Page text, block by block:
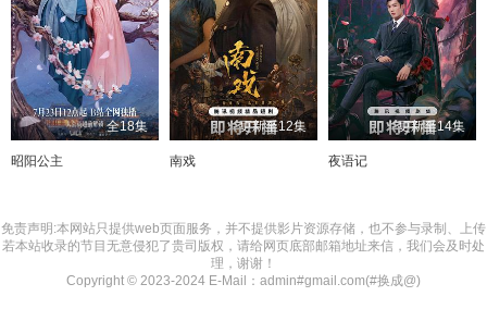
全18集
昭阳公主
更新至12集
南戏
更新至14集
夜语记
免责声明:本网站只提供web页面服务，并不提供影片资源存储，也不参与录制、上传
若本站收录的节目无意侵犯了贵司版权，请给网页底部邮箱地址来信，我们会及时处
理，谢谢！
Copyright © 2023-2024 E-Mail：admin#gmail.com(#换成@)